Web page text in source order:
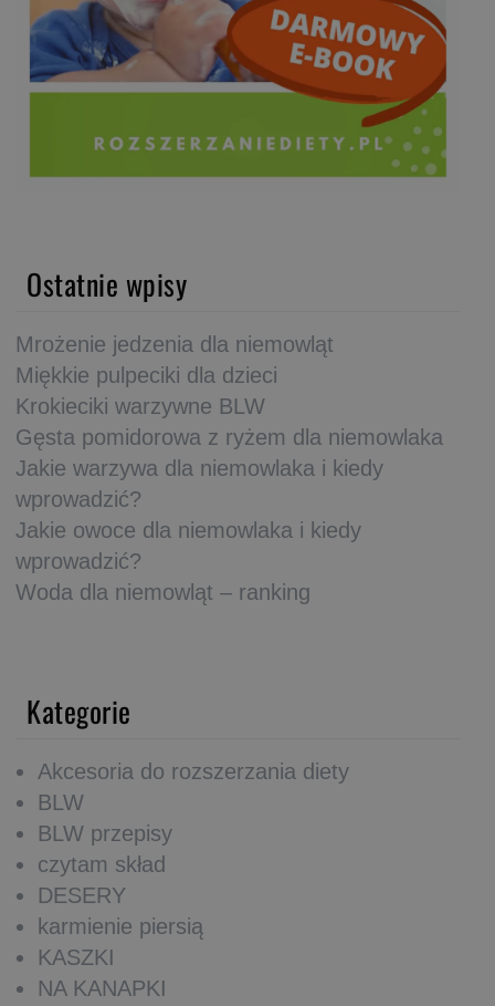
Ostatnie wpisy
Mrożenie jedzenia dla niemowląt
Miękkie pulpeciki dla dzieci
Krokieciki warzywne BLW
Gęsta pomidorowa z ryżem dla niemowlaka
Jakie warzywa dla niemowlaka i kiedy
wprowadzić?
Jakie owoce dla niemowlaka i kiedy
wprowadzić?
Woda dla niemowląt – ranking
Kategorie
Akcesoria do rozszerzania diety
BLW
BLW przepisy
czytam skład
DESERY
karmienie piersią
KASZKI
NA KANAPKI